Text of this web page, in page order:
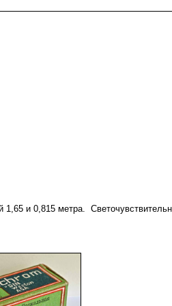
и 0,815 метра.